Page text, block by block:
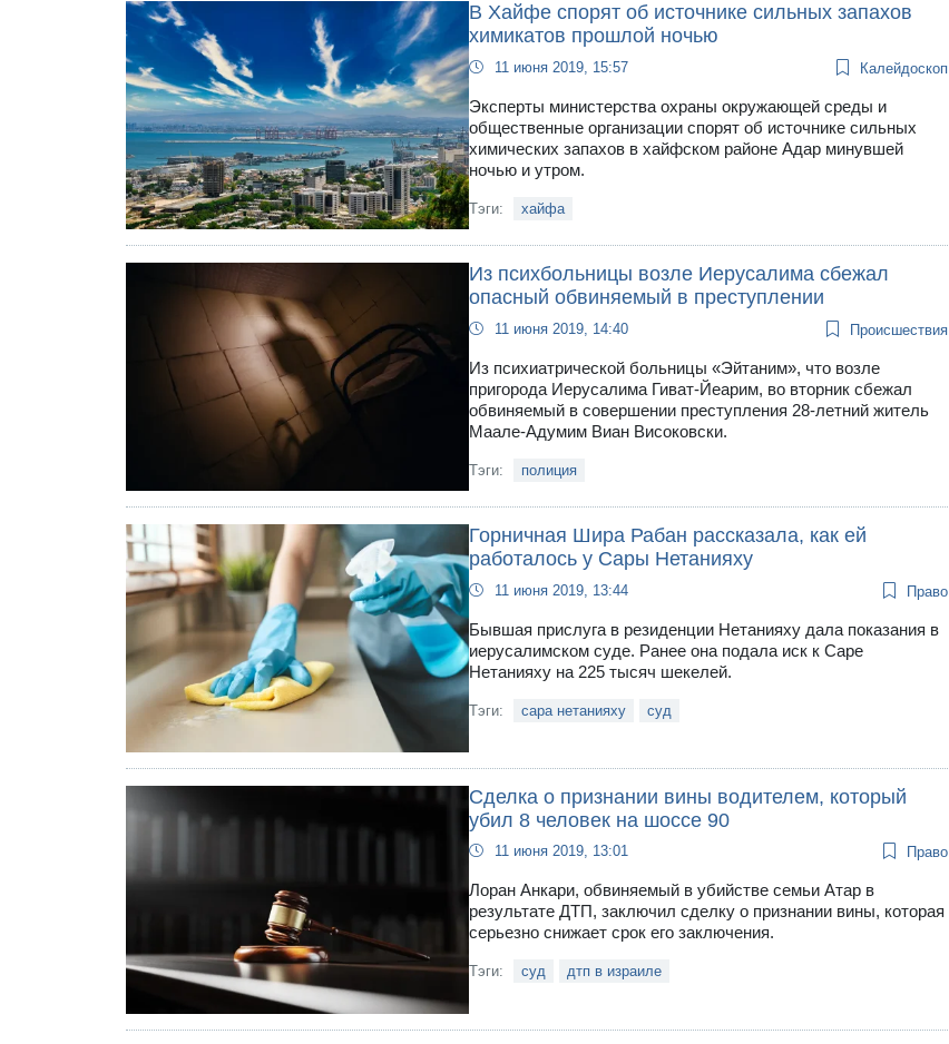
В Хайфе спорят об источнике сильных запахов
химикатов прошлой ночью
11 июня 2019, 15:57 Калейдоскоп
Эксперты министерства охраны окружающей среды и
общественные организации спорят об источнике сильных
химических запахов в хайфском районе Адар минувшей
ночью и утром.
Тэги: хайфа
Из психбольницы возле Иерусалима сбежал
опасный обвиняемый в преступлении
11 июня 2019, 14:40 Происшествия
Из психиатрической больницы «Эйтаним», что возле
пригорода Иерусалима Гиват-Йеарим, во вторник сбежал
обвиняемый в совершении преступления 28-летний житель
Маале-Адумим Виан Високовски.
Тэги: полиция
Горничная Шира Рабан рассказала, как ей
работалось у Сары Нетанияху
11 июня 2019, 13:44 Право
Бывшая прислуга в резиденции Нетанияху дала показания в
иерусалимском суде. Ранее она подала иск к Саре
Нетанияху на 225 тысяч шекелей.
Тэги: сара нетанияху суд
Сделка о признании вины водителем, который
убил 8 человек на шоссе 90
11 июня 2019, 13:01 Право
Лоран Анкари, обвиняемый в убийстве семьи Атар в
результате ДТП, заключил сделку о признании вины, которая
серьезно снижает срок его заключения.
Тэги: суд дтп в израиле